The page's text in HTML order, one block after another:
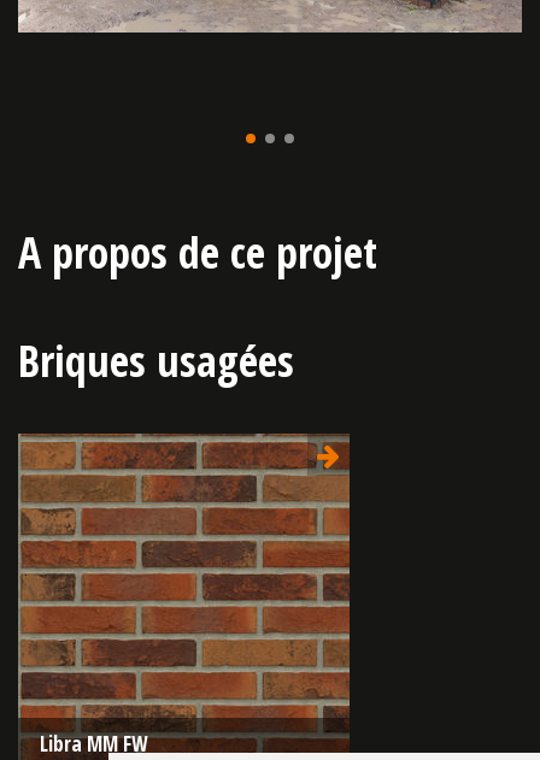
A propos de ce projet
Briques usagées
Libra MM FW